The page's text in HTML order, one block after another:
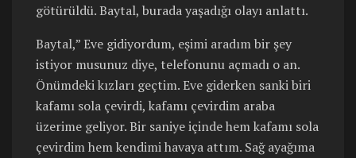
götürüldü. Baytal, burada yaşadığı olayı anlattı.
Baytal,” Eve gidiyordum, eşimi aradım bir şey
istiyor musunuz diye, telefonunu açmadı o an.
Önümdeki kızları geçtim. Eve giderken sanki biri
kafamı sola çevirdi, kafamı çevirdim araba
üzerime geliyor. Bir saniye içinde hem kafamı sola
çevirdim hem kendimi havaya attım. Sağ ayağıma